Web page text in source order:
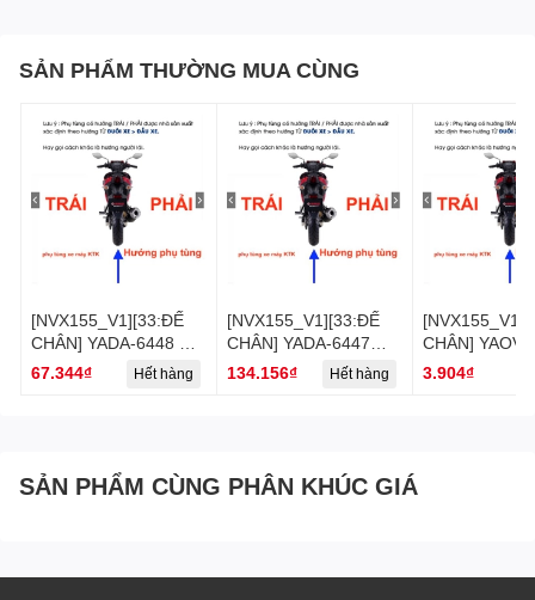
SẢN PHẨM THƯỜNG MUA CÙNG
[NVX155_V1][33:ĐẾ
CHÂN] YADA-6448 ĐỂ
CHÂN SAU PHẢI
67.344₫ Hết hàng
[NVX155_V1][33:ĐẾ
CHÂN] YADA-6447
CỤM ĐỂ CHÂN SAU
PHẢI NVX155_V1 (41)
134.156₫ Hết hàng
CHÂN] YAOV-
BULÔNG
3.904₫
SẢN PHẨM CÙNG PHÂN KHÚC GIÁ